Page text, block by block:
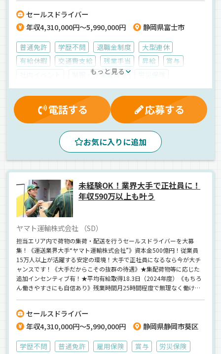
セールスドライバー
年収4,310,000円～5,990,000円
静岡県富士市
普通免許 学歴不問 退職金制度
大型連休
有給休暇
交通費支給 残業手当 昇給
賞与
制服・作業着貸与
保養所有
財形貯蓄制度 健康保険
雇用保険
家族手当
厚生年金 夕方 夜
朝
手積み
地場 日用品 普通車 正社員
もっと見る
電話する 応募する
お気に入りに追加
未経験OK！業界大手で正社員に！
年収590万以上も叶う
ヤマト運輸株式会社 （SD）
担当エリア内で荷物の集荷・配送を行うセールスドライバーを大募
集！《運送業界大手“ヤマト運輸株式会社”》資本金500億円！従業員
15万人以上が活躍する安定の環境！大手で正社員になるなら今が大チ
ャンスです！《大手だからこその抜群の待遇》★集配荷物等に応じた
追加インセンティブ有！★平均有給取得18.3日（2024年度）《もちろ
ん働きやすさにも自信あり》残業時間月25時間程度で無理なく働けま
セールスドライバー
年収4,310,000円～5,990,000円
静岡県静岡市葵区
学歴不問 普通免許 雇用保険 賞与
労災保険